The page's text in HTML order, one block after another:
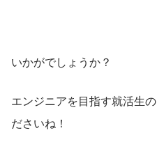
いかがでしょうか？
エンジニアを目指す就活生
ださいね！